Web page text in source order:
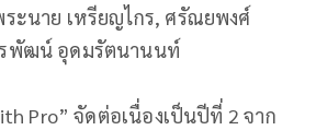
ะนาย เหรียญไกร, ศรัณยพงศ์
พัฒน์ อุดมรัตนานนท์
Pro” จัดต่อเนื่องเป็นปีที่ 2 จาก